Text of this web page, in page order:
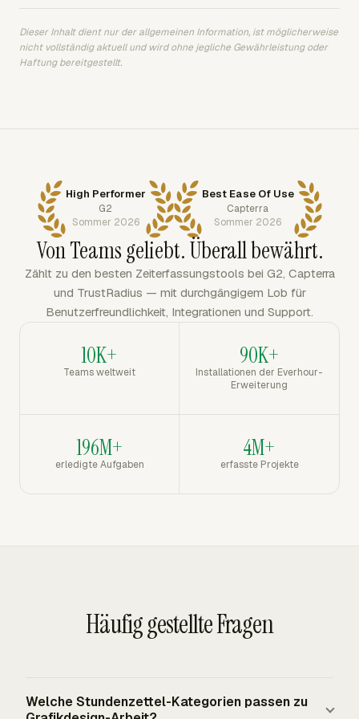
Dieser Inhalt dient nur der allgemeinen Information, ist möglicherweise
nicht vollständig aktuell und wird ohne jegliche Gewährleistung oder
Haftung bereitgestellt.
High Performer
G2
Sommer 2026
Best Ease Of Use
Capterra
Sommer 2026
Von Teams geliebt. Überall bewährt.
Zählt zu den besten Zeiterfassungstools bei G2, Capterra
und TrustRadius — mit durchgängigem Lob für
Benutzerfreundlichkeit, Integrationen und Support.
10K+
Teams weltweit
90K+
Installationen der Everhour-
Erweiterung
196M+
erledigte Aufgaben
4M+
erfasste Projekte
Häufig gestellte Fragen
Welche Stundenzettel-Kategorien passen zu